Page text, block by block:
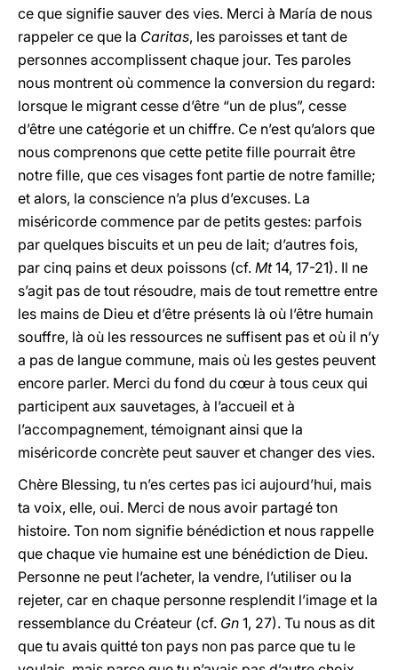
ce que signifie sauver des vies. Merci à María de nous
rappeler ce que la Caritas, les paroisses et tant de
personnes accomplissent chaque jour. Tes paroles
nous montrent où commence la conversion du regard:
lorsque le migrant cesse d’être “un de plus”, cesse
d’être une catégorie et un chiffre. Ce n’est qu’alors que
nous comprenons que cette petite fille pourrait être
notre fille, que ces visages font partie de notre famille;
et alors, la conscience n’a plus d’excuses. La
miséricorde commence par de petits gestes: parfois
par quelques biscuits et un peu de lait; d’autres fois,
par cinq pains et deux poissons (cf. Mt14, 17-21). Il ne
s’agit pas de tout résoudre, mais de tout remettre entre
les mains de Dieu et d’être présents là où l’être humain
souffre, là où les ressources ne suffisent pas et où il n’y
a pas de langue commune, mais où les gestes peuvent
encore parler. Merci du fond du cœur à tous ceux qui
participent aux sauvetages, à l’accueil et à
l’accompagnement, témoignant ainsi que la
miséricorde concrète peut sauver et changer des vies.
Chère Blessing, tu n’es certes pas ici aujourd’hui, mais
ta voix, elle, oui. Merci de nous avoir partagé ton
histoire. Ton nom signifie bénédiction et nous rappelle
que chaque vie humaine est une bénédiction de Dieu.
Personne ne peut l’acheter, la vendre, l’utiliser ou la
rejeter, car en chaque personne resplendit l’image et la
ressemblance du Créateur (cf. Gn 1, 27). Tu nous as dit
que tu avais quitté ton pays non pas parce que tu le